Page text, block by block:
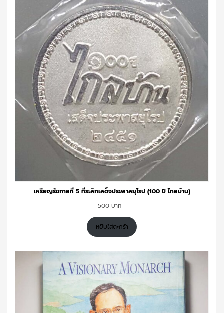
เหรียญรัชกาลที่ 5 ที่ระลึกเสด็จประพาสยุโรป (100 ปี ไกลบ้าน)
500
หยิบใส่ตะกร้า